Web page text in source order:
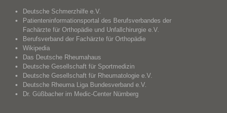
Deutsche Schmerzhilfe e.V.
Patienteninformationsportal des Berufsverbandes der
Fachärzte für Orthopädie und Unfallchirurgie e.V.
Berufsverband der Fachärzte für Orthopädie
Wikipedia
Das Deutsche Rheumahaus
Deutsche Gesellschaft für Sportmedizin
Deutsche Gesellschaft für Rheumatologie e.V.
Deutsche Rheuma Liga Bundesverband e.V.
Dr. Güßbacher im Medic-Center Nürnberg